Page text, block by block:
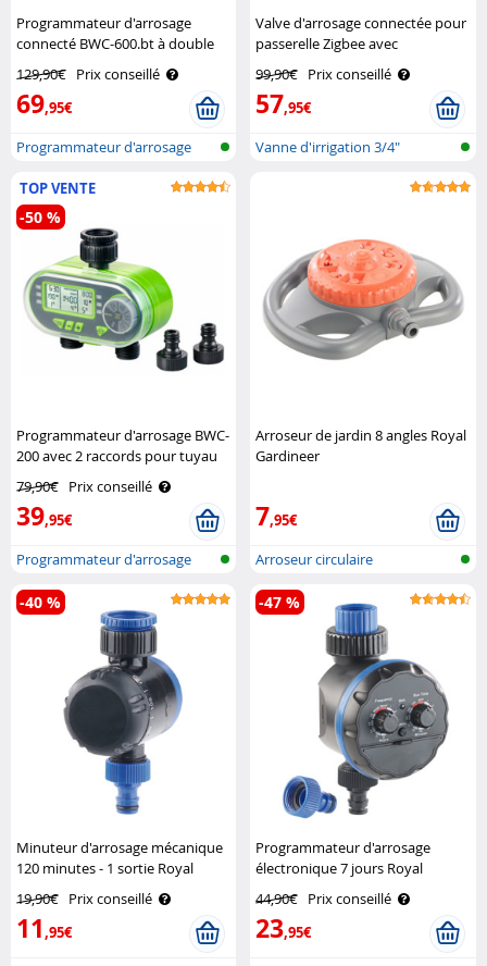
Programmateur d'arrosage
connecté BWC-600.bt à double
vanne Royal Gardineer
129,90€ Prix conseillé
69,95€
Programmateur d'arrosage
Valve d'arrosage connectée pour
passerelle Zigbee avec
commandes vocales Royal
Gardineer
99,90€ Prix conseillé
57,95€
Vanne d'irrigation 3/4"
TOP VENTE
Programmateur d'arrosage BWC-
200 avec 2 raccords pour tuyau
79,90€ Prix conseillé
39,95€
-50 %
Programmateur d'arrosage
avec conne..
Arroseur de jardin 8 angles Royal
Gardineer
7,95€
Arroseur circulaire
Minuteur d'arrosage mécanique
120 minutes - 1 sortie Royal
19,90€ Prix conseillé
11,95€
-40 %
Programmateur d'arrosage
électronique 7 jours Royal
44,90€ Prix conseillé
23,95€
-47 %